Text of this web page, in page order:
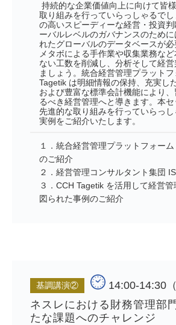
持続的な企業価値向上に向けて皆
取り組みを行っていらっしゃるで
の高いスピーディーな経営・投資判
ーバルレベルのガバナンスのために
れたグローバルのデータベースが
メタボによる手作業や収集業務な
ない工数を削減し、分析そして経
ましょう。統合経営管理プラット
Tagetik は明細情報の保持、充実し
および豊富な標準会計機能により
るべき経営管理へと導きます。本
先進的な取り組みを行っていらっ
実例をご紹介いたします。
１．統合経営管理プラットフォー
のご紹介
２．経営管理コンサルタント集団
３．CCH Tagetik を活用して経営
図られた事例のご紹介
基調講演②
14:00-14:30
ネスレにおける財務管理部
たな課題へのチャレンジ